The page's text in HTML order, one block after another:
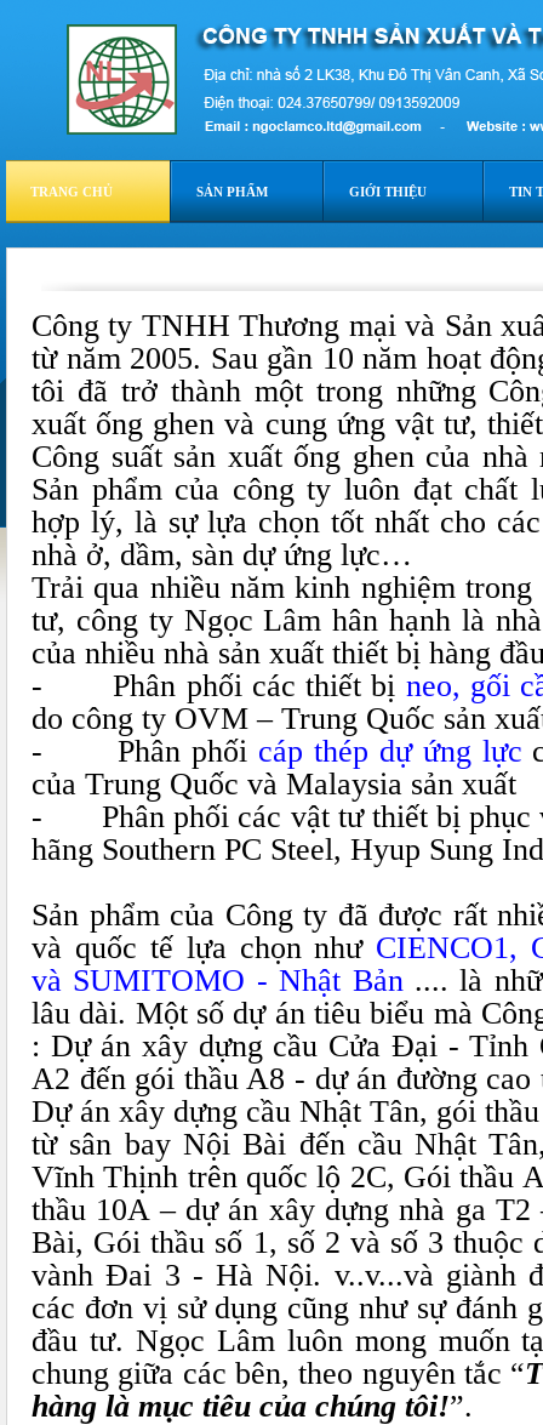
TRANG CHỦ SẢN PHẨM GIỚI THIỆU TIN
Công ty TNHH Thương mại và Sản
từ năm 2005. Sau gần 10 năm hoạt
tôi đã trở thành một trong những
xuất ống ghen và cung ứng vật tư,
Công suất sản xuất ống ghen của nhà
Sản phẩm của công ty luôn đạt chất
hợp lý, là sự lựa chọn tốt nhất cho
nhà ở, dầm, sàn dự ứng lực…
Trải qua nhiều năm kinh nghiệm
tư, công ty Ngọc Lâm hân hạnh là
của nhiều nhà sản xuất thiết bị hàng
- Phân phối các thiết bị neo, gối
do công ty OVM – Trung Quốc sản
- Phân phối cáp thép dự ứng lực
của Trung Quốc và Malaysia sản xuất
- Phân phối các vật tư thiết bị phục
hãng Southern PC Steel, Hyup Sung
Sản phẩm của Công ty đã được rất
và quốc tế lựa chọn như CIENCO1,
và SUMITOMO - Nhật Bản.... là
lâu dài. Một số dự án tiêu biểu mà
: Dự án xây dựng cầu Cửa Đại - Tỉnh
A2 đến gói thầu A8 - dự án đường
Dự án xây dựng cầu Nhật Tân, gói
từ sân bay Nội Bài đến cầu Nhật
Vĩnh Thịnh trên quốc lộ 2C, Gói thầu
thầu 10A – dự án xây dựng nhà ga
Bài, Gói thầu số 1, số 2 và số 3 thuộc
vành Đai 3 - Hà Nội. v..v...và giành
các đơn vị sử dụng cũng như sự đánh
đầu tư. Ngọc Lâm luôn mong muốn
chung giữa các bên, theo nguyên tắc “
hàng là mục tiêu của chúng tôi!”.